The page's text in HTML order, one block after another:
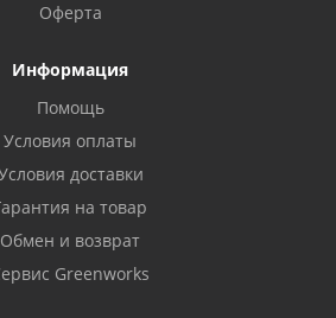
Оферта
Информация
Помощь
Условия оплаты
доставки
на товар
Обмен и возврат
Greenworks